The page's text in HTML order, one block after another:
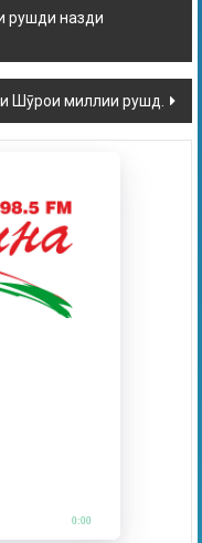
рушди назди
Шӯрои миллии рушд.
0:00